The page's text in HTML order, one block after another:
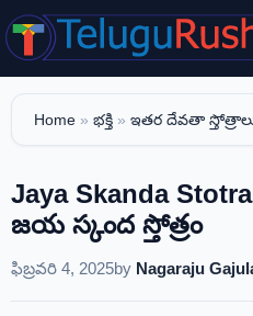
Skip
to
content
Home » భక్తి » ఇతర దేవతా
Jaya Skanda
జయ స్కంద స్తోత్రం
ఫిబ్రవరి 4, 2025by Nagaraju